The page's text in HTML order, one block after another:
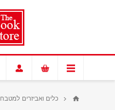
כלים ואביזרים למטבח